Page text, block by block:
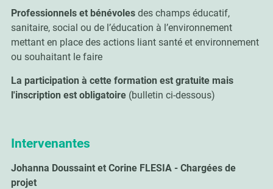
Professionnels et bénévolesdes champs éducatif,
sanitaire, social ou de l’éducation à l’environnement
mettant en place des actions liant santé et environnement
ou souhaitant le faire
La participation à cette formation est gratuite mais
l'inscription est obligatoire(bulletin ci-dessous)
Intervenantes
Johanna Doussaint et Corine FLESIA - Chargées de
projet